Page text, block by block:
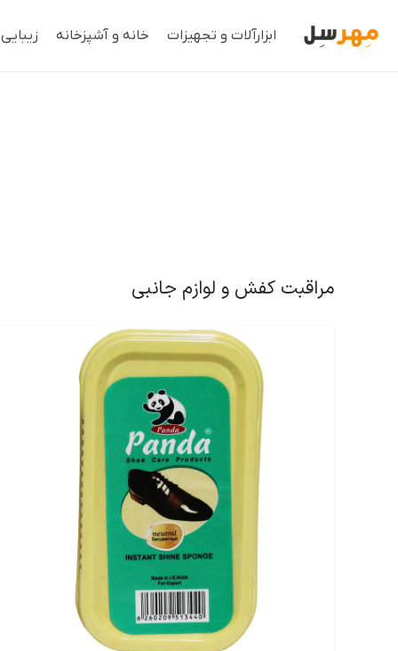
ابزارآلات و تجهیزات خانه و آشپزخانه
مراقبت کفش و لوازم جانبی